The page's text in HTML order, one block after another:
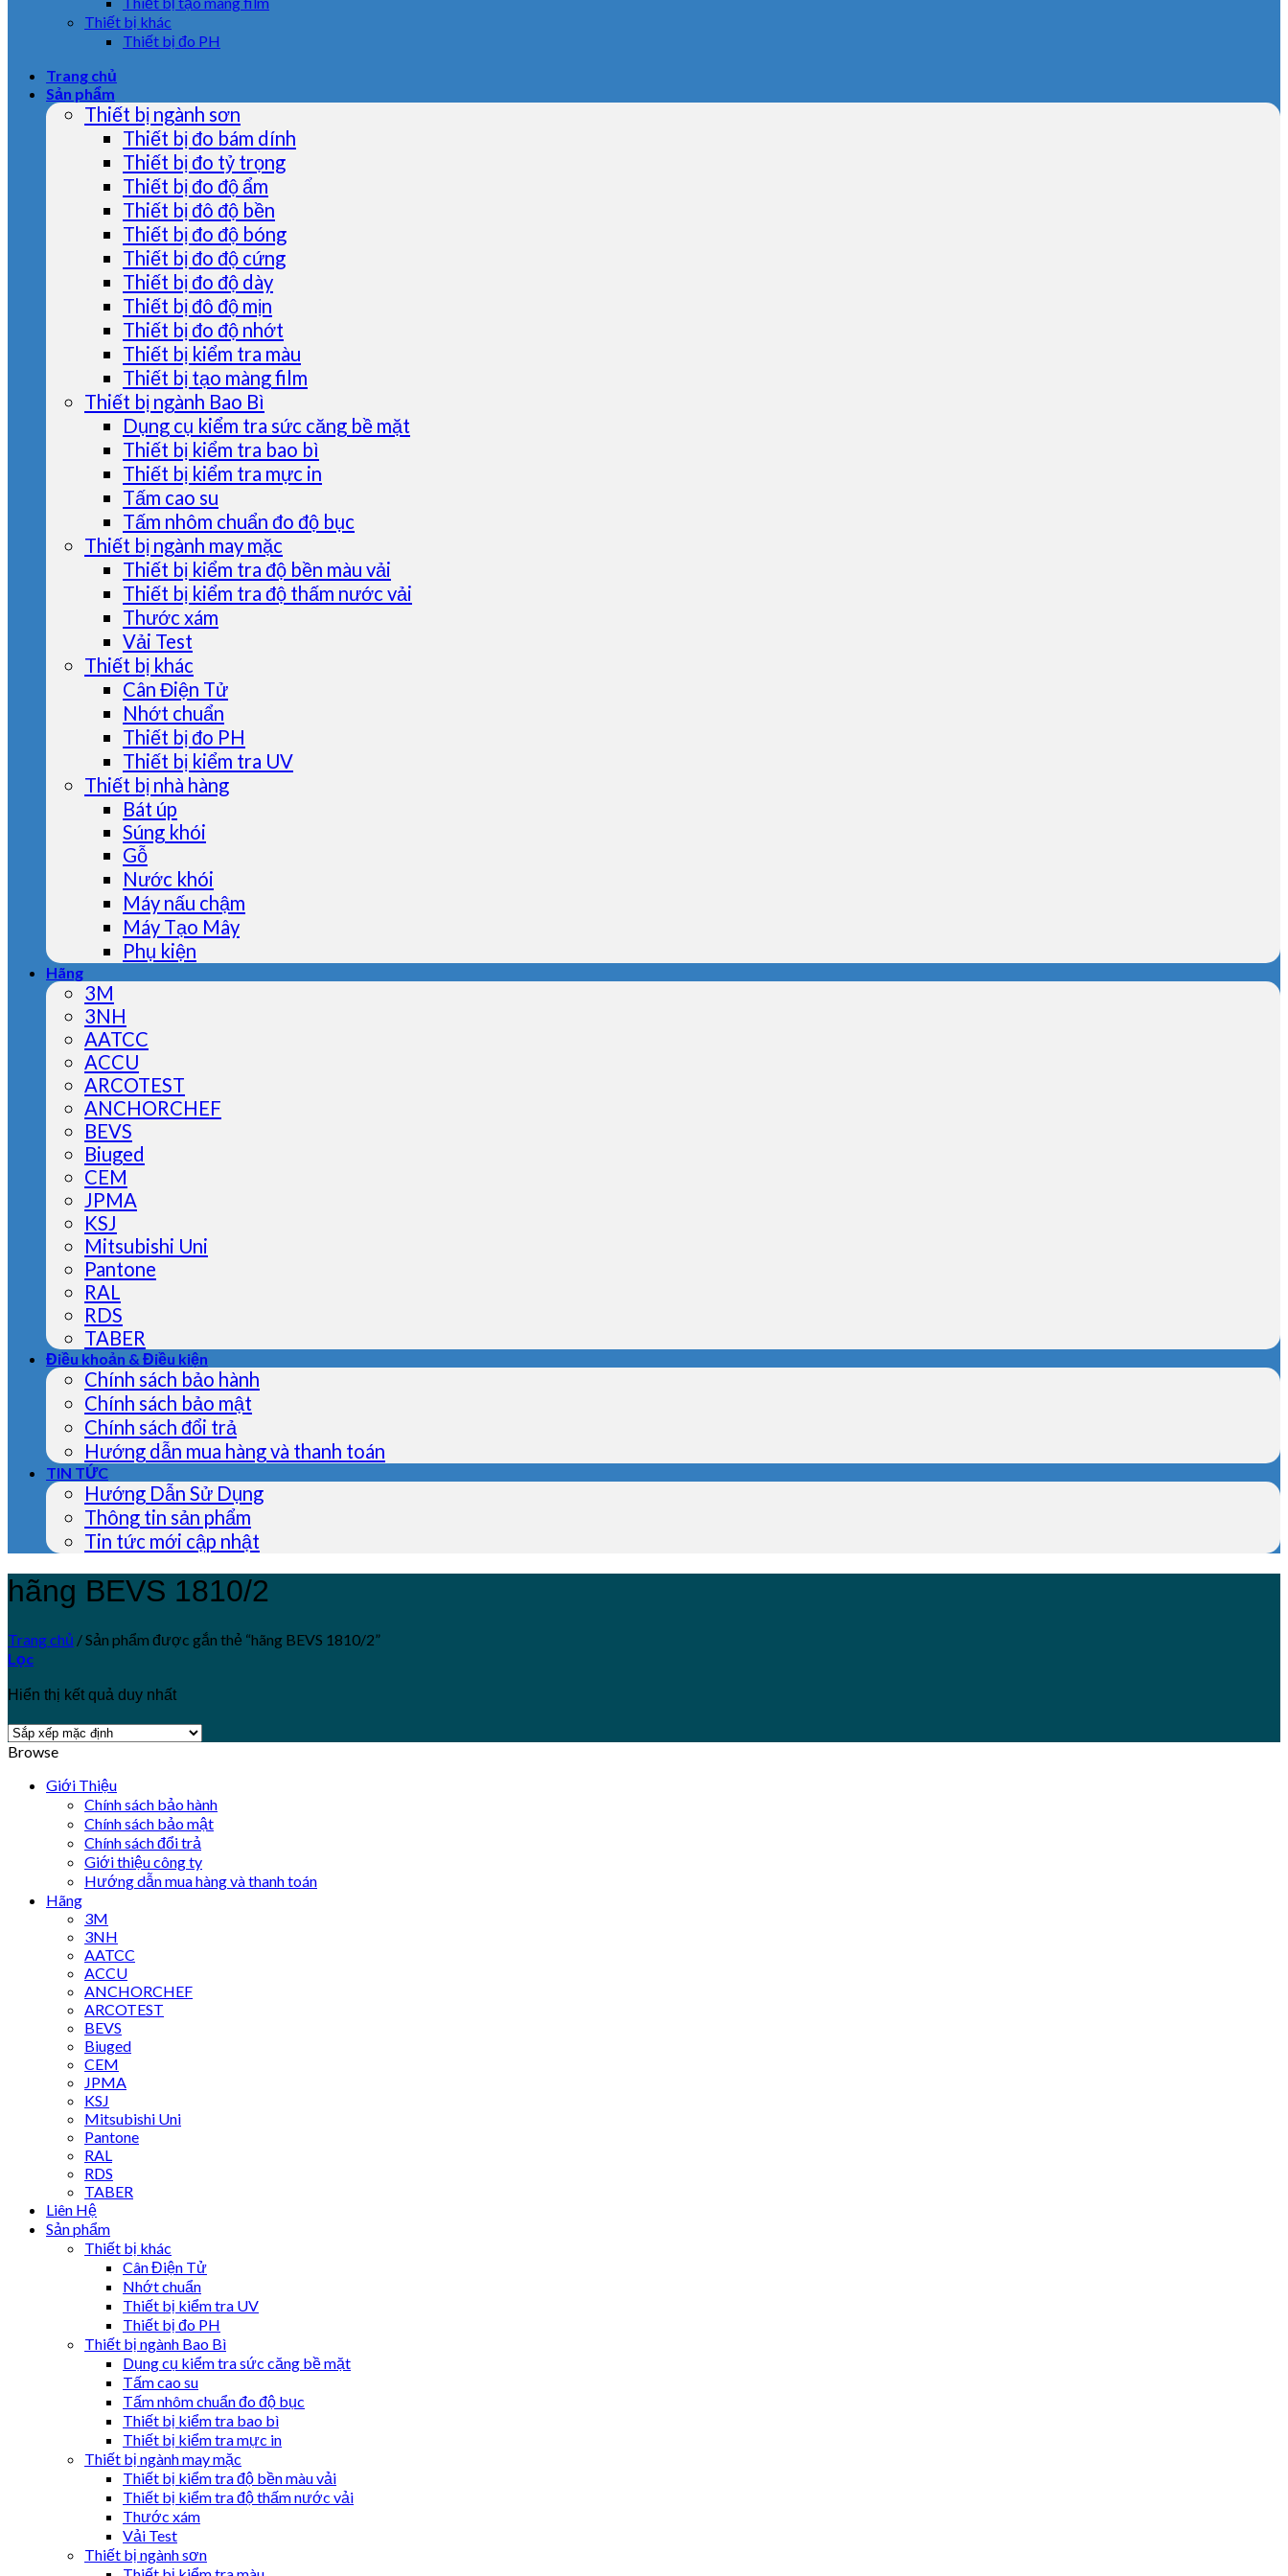
Thiết bị khác
Thiết bị đo PH
Trang chủ
Sản phẩm
Thiết bị ngành sơn
Thiết bị đo bám dính
Thiết bị đo tỷ trọng
Thiết bị đo độ ẩm
Thiết bị đô độ bền
Thiết bị đo độ bóng
Thiết bị đo độ cứng
Thiết bị đo độ dày
Thiết bị đô độ mịn
Thiết bị đo độ nhớt
Thiết bị kiểm tra màu
Thiết bị tạo màng film
Thiết bị ngành Bao Bì
Dụng cụ kiểm tra sức căng bề mặt
Thiết bị kiểm tra bao bì
Thiết bị kiểm tra mực in
Tấm cao su
Tấm nhôm chuẩn đo độ bục
Thiết bị ngành may mặc
Thiết bị kiểm tra độ bền màu vải
Thiết bị kiểm tra độ thấm nước vải
Thước xám
Vải Test
Thiết bị khác
Cân Điện Tử
Nhớt chuẩn
Thiết bị đo PH
Thiết bị kiểm tra UV
Thiết bị nhà hàng
Bát úp
Súng khói
Gỗ
Nước khói
Máy nấu chậm
Máy Tạo Mây
Phụ kiện
Hãng
3M
3NH
AATCC
ACCU
ARCOTEST
ANCHORCHEF
BEVS
Biuged
CEM
JPMA
KSJ
Mitsubishi Uni
Pantone
RAL
RDS
TABER
Điều khoản & Điều kiện
Chính sách bảo hành
Chính sách bảo mật
Chính sách đổi trả
Hướng dẫn mua hàng và thanh toán
TIN TỨC
Hướng Dẫn Sử Dụng
Thông tin sản phẩm
Tin tức mới cập nhật
hãng BEVS 1810/2
Trang chủ /Sản phẩm được gắn thẻ “hãng BEVS 1810/2”
Lọc
Hiển thị kết quả duy nhất
Browse
Giới Thiệu
Chính sách bảo hành
Chính sách bảo mật
Chính sách đổi trả
Giới thiệu công ty
Hướng dẫn mua hàng và thanh toán
Hãng
3M
3NH
AATCC
ACCU
ANCHORCHEF
ARCOTEST
BEVS
Biuged
CEM
JPMA
KSJ
Mitsubishi Uni
Pantone
RAL
RDS
TABER
Liên Hệ
Sản phẩm
Thiết bị khác
Cân Điện Tử
Nhớt chuẩn
Thiết bị kiểm tra UV
Thiết bị đo PH
Thiết bị ngành Bao Bì
Dụng cụ kiểm tra sức căng bề mặt
Tấm cao su
Tấm nhôm chuẩn đo độ bục
Thiết bị kiểm tra bao bì
Thiết bị kiểm tra mực in
Thiết bị ngành may mặc
Thiết bị kiểm tra độ bền màu vải
Thiết bị kiểm tra độ thấm nước vải
Thước xám
Vải Test
Thiết bị ngành sơn